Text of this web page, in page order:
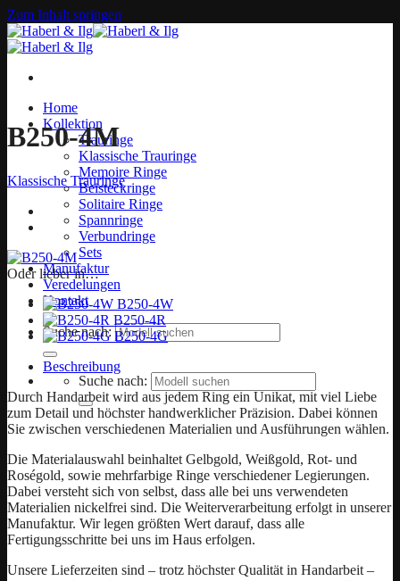
Zum Inhalt springen
Home
Kollektion
Trauringe
Klassische Trauringe
Memoire Ringe
Beisteckringe
Solitaire Ringe
Spannringe
Verbundringe
Sets
Manufaktur
Veredelungen
Kontakt
Suche nach:
Suche nach:
B250-4M
Klassische Trauringe
Oder lieber in…
B250-4W
B250-4R
B250-4G
Beschreibung
Durch Handarbeit wird aus jedem Ring ein Unikat, mit viel Liebe
zum Detail und höchster handwerklicher Präzision. Dabei können
Sie zwischen verschiedenen Materialien und Ausführungen wählen.
Die Materialauswahl beinhaltet Gelbgold, Weißgold, Rot- und
Roségold, sowie mehrfarbige Ringe verschiedener Legierungen.
Dabei versteht sich von selbst, dass alle bei uns verwendeten
Materialien nickelfrei sind. Die Weiterverarbeitung erfolgt in unserer
Manufaktur. Wir legen größten Wert darauf, dass alle
Fertigungsschritte bei uns im Haus erfolgen.
Unsere Lieferzeiten sind – trotz höchster Qualität in Handarbeit –